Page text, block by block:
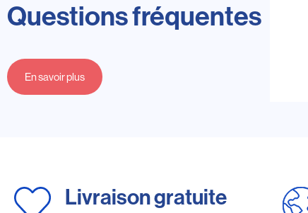
Questions fréquentes
En savoir plus
Livraison gratuite